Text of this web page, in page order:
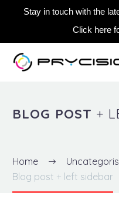
Stay in touch with the
Click here
BLOG POST +
Home
Blog post + left sidebar